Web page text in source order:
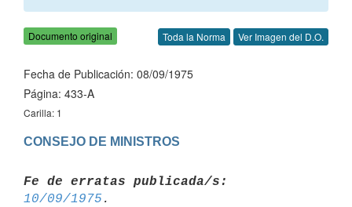
Documento original Toda la Norma Ver Imagen del D.O.
Fecha de Publicación: 08/09/1975
Página: 433-A
Carilla: 1
CONSEJO DE MINISTROS
Fe de erratas publicada/s:
10/09/1975